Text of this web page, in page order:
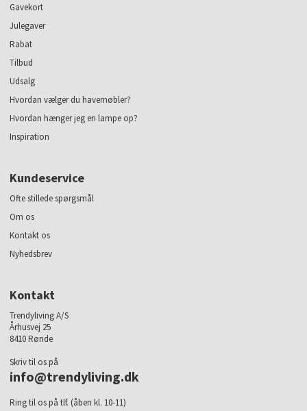
Gavekort
Julegaver
Rabat
Tilbud
Udsalg
Hvordan vælger du havemøbler?
Hvordan hænger jeg en lampe op?
Inspiration
Kundeservice
Ofte stillede spørgsmål
Om os
Kontakt os
Nyhedsbrev
Kontakt
Trendyliving A/S
Århusvej 25
8410 Rønde
Skriv til os på
info@trendyliving.dk
Ring til os på tlf. (åben kl. 10-11)